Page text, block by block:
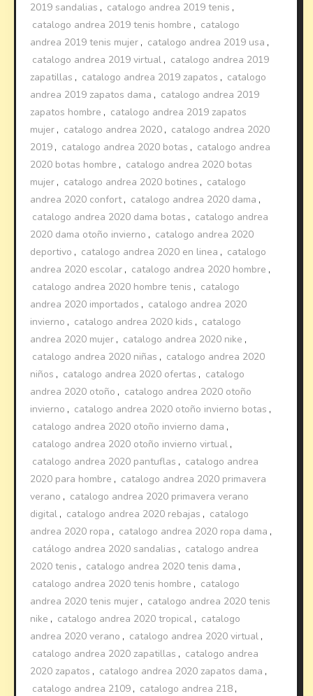
2019 sandalias , catalogo andrea 2019 tenis ,
catalogo andrea 2019 tenis hombre , catalogo
andrea 2019 tenis mujer , catalogo andrea 2019 usa ,
catalogo andrea 2019 virtual , catalogo andrea 2019
zapatillas , catalogo andrea 2019 zapatos , catalogo
andrea 2019 zapatos dama , catalogo andrea 2019
zapatos hombre , catalogo andrea 2019 zapatos
mujer , catalogo andrea 2020 , catalogo andrea 2020
2019 , catalogo andrea 2020 botas , catalogo andrea
2020 botas hombre , catalogo andrea 2020 botas
mujer , catalogo andrea 2020 botines , catalogo
andrea 2020 confort, catalogo andrea 2020 dama ,
catalogo andrea 2020 dama botas , catalogo andrea
2020 dama otoño invierno , catalogo andrea 2020
deportivo , catalogo andrea 2020 en linea , catalogo
andrea 2020 escolar , catalogo andrea 2020 hombre ,
catalogo andrea 2020 hombre tenis , catalogo
andrea 2020 importados , catalogo andrea 2020
invierno , catalogo andrea 2020 kids , catalogo
andrea 2020 mujer , catalogo andrea 2020 nike ,
catalogo andrea 2020 niñas , catalogo andrea 2020
niños , catalogo andrea 2020 ofertas , catalogo
andrea 2020 otoño , catalogo andrea 2020 otoño
invierno , catalogo andrea 2020 otoño invierno botas ,
catalogo andrea 2020 otoño invierno dama ,
catalogo andrea 2020 otoño invierno virtual ,
catalogo andrea 2020 pantuflas , catalogo andrea
2020 para hombre , catalogo andrea 2020 primavera
verano , catalogo andrea 2020 primavera verano
digital , catalogo andrea 2020 rebajas , catalogo
andrea 2020 ropa , catalogo andrea 2020 ropa dama ,
catálogo andrea 2020 sandalias , catalogo andrea
2020 tenis , catalogo andrea 2020 tenis dama ,
catalogo andrea 2020 tenis hombre , catalogo
andrea 2020 tenis mujer , catalogo andrea 2020 tenis
nike , catalogo andrea 2020 tropical , catalogo
andrea 2020 verano , catalogo andrea 2020 virtual ,
catalogo andrea 2020 zapatillas , catalogo andrea
2020 zapatos , catalogo andrea 2020 zapatos dama ,
catalogo andrea 2109 , catalogo andrea 218 ,